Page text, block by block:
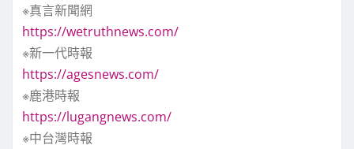
※真言新聞網
https://wetruthnews.com/
※新一代時報
https://agesnews.com/
※鹿港時報
https://lugangnews.com/
※中台灣時報